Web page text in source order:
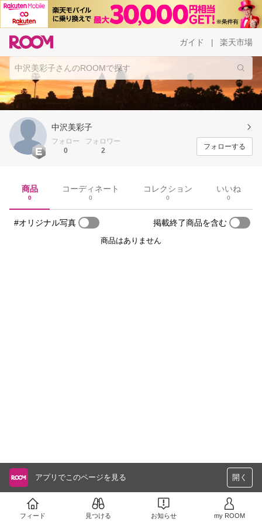
ガイド 楽天市場
中沢美彩子
フォロー
0
フォロワー
2
フォローする
商品
0
コーディネート
0
コレクション
0
いいね
0
#オリジナル写真 掲載終了商品を含む
商品はありません
アプリでこのページを見る 開く
フィード 見つける お知らせ my ROOM